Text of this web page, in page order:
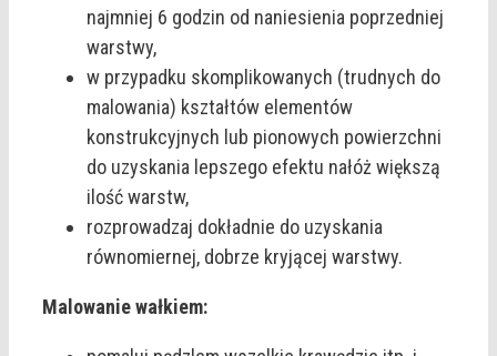
najmniej 6 godzin od naniesienia poprzedniej
warstwy,
w przypadku skomplikowanych (trudnych do
malowania) kształtów elementów
konstrukcyjnych lub pionowych powierzchni
do uzyskania lepszego efektu nałóż większą
ilość warstw,
rozprowadzaj dokładnie do uzyskania
równomiernej, dobrze kryjącej warstwy.
Malowanie wałkiem: